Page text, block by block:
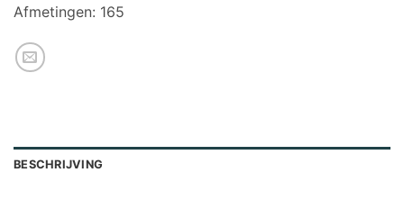
Afmetingen: 165
BESCHRIJVING